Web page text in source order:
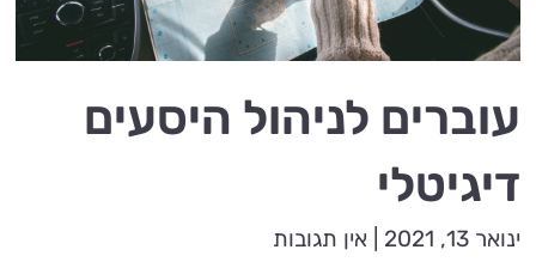
עוברים לניהול היסעים
דיגיטלי
ינואר 13, 2021 אין תגובות